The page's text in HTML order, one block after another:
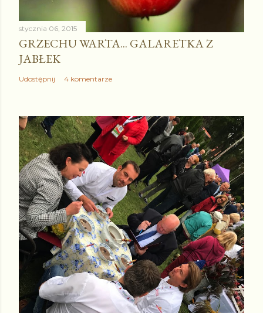
stycznia 06, 2015
GRZECHU WARTA... GALARETKA Z
JABŁEK
Udostępnij 4 komentarze